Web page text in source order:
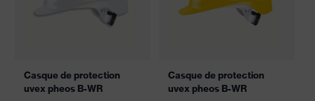
Casque de protection
uvex pheos B-WR
Casque de protection
uvex pheos B-WR